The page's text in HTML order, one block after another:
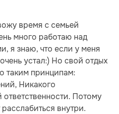
время с семьей
много работаю над
я знаю, что если у меня
устал:) Но свой отдых
таким принципам:
Никакого
Потому
внутри.